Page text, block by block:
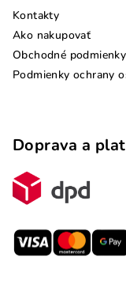
Kontakty
Ako nakupovať
Obchodné podmienky
Podmienky ochrany
Doprava a